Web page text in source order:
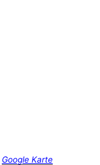
Google Karte